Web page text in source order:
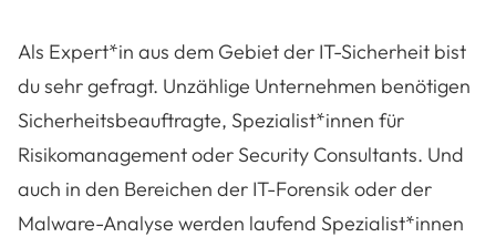
Als Expert*in aus dem Gebiet der IT-Sicherheit bist
du sehr gefragt. Unzählige Unternehmen benötigen
Sicherheitsbeauftragte, Spezialist*innen für
Risikomanagement oder Security Consultants. Und
auch in den Bereichen der IT-Forensik oder der
Malware-Analyse werden laufend Spezialist*innen